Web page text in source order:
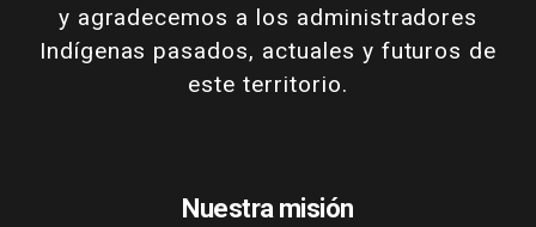
y agradecemos a los administradores
Indígenas pasados, actuales y futuros de
este territorio.
Nuestra misión